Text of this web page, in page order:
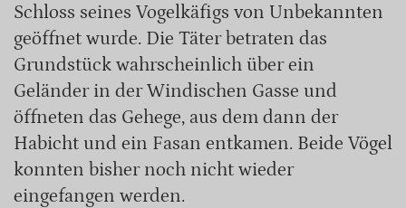
Schloss seines Vogelkäfigs von Unbekannten
geöffnet wurde. Die Täter betraten das
Grundstück wahrscheinlich über ein
Geländer in der Windischen Gasse und
öffneten das Gehege, aus dem dann der
Habicht und ein Fasan entkamen. Beide Vögel
konnten bisher noch nicht wieder
eingefangen werden.